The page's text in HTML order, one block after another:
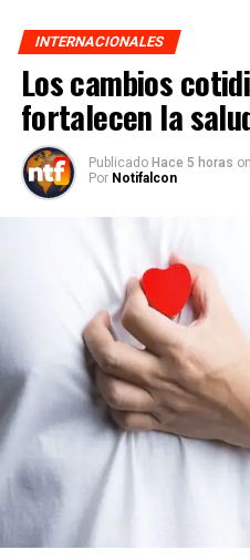
INTERNACIONALES
Los cambios
fortalecen la
Publicado Hace 5 horas on
Por Notifalcon